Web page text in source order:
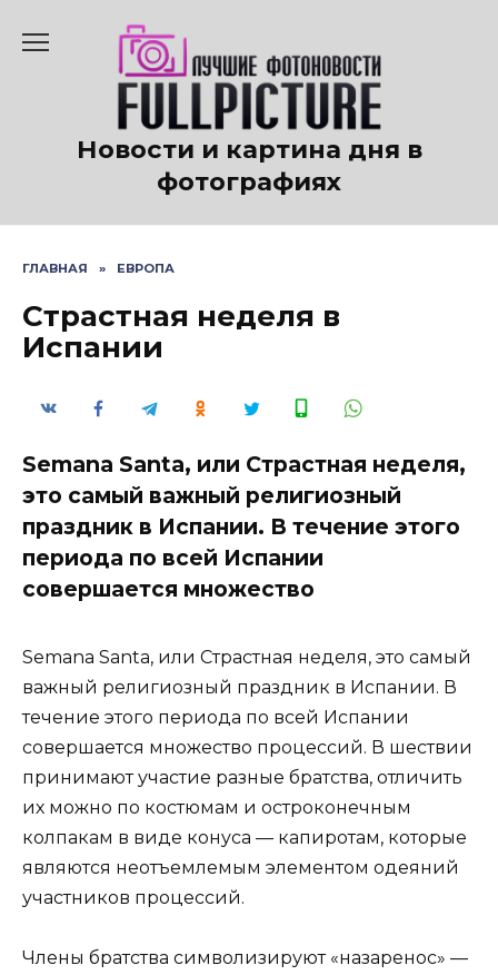
содержанию
Новости и картина дня в
фотографиях
ГЛАВНАЯ » ЕВРОПА
Страстная неделя в
Испании
Semana Santa, или Страстная неделя,
это самый важный религиозный
праздник в Испании. В течение этого
периода по всей Испании
совершается множество
Semana Santa, или Страстная неделя, это самый
важный религиозный праздник в Испании. В
течение этого периода по всей Испании
совершается множество процессий. В шествии
принимают участие разные братства, отличить
их можно по костюмам и остроконечным
колпакам в виде конуса — капиротам, которые
являются неотъемлемым элементом одеяний
участников процессий.
Члены братства символизируют «назаренос» —